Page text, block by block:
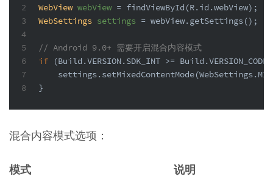
2
3
4
5
6
7
8
WebView webView = findViewById(R.id.webView);
WebSettings settings = webView.getSettings();
// Android 9.0+ 需要开启混合内容模式
if (Build.VERSION.SDK_INT >=
}
混合内容模式选项：
模式 说明